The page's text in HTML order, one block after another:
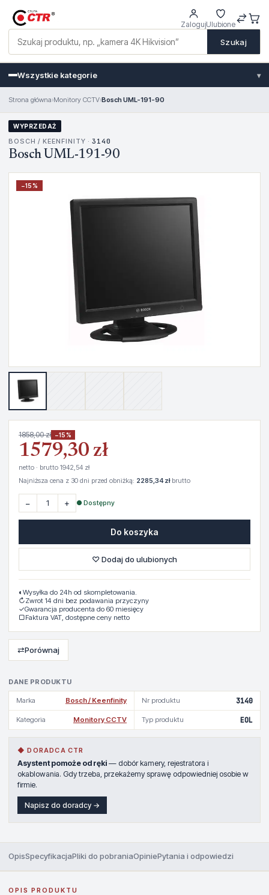
Szukaj
ZalogujUlubione
Wszystkie kategorie ▾
Strona główna›Monitory CCTV›Bosch UML-191-90
WYPRZEDAŻ
BOSCH / KEENFINITY · 3140
Bosch UML-191-90
−15%
DANE PRODUKTU
Marka Bosch / Keenfinity Nr produktu 3140
Kategoria Monitory CCTV Typ produktu EOL
◆ DORADCA CTR
Asystent pomoże od ręki — dobór kamery, rejestratora i
okablowania. Gdy trzeba, przekażemy sprawę odpowiedniej osobie w
firmie.
Napisz do doradcy →
1858,00 zł −15%
1579,30 zł
netto · brutto 1942,54 zł
Najniższa cena z 30 dni przed obniżką: 2285,34 złbrutto
− + ● Dostępny
Do koszyka
♡ Dodaj do ulubionych
◐ Wysyłka do 24h od skompletowania.
↻Zwrot 14 dni bez podawania przyczyny
✓Gwarancja producenta do 60 miesięcy
▢Faktura VAT, dostępne ceny netto
⇄Porównaj
OpisSpecyfikacjaPliki do pobraniaOpiniePytania i odpowiedzi
OPIS PRODUKTU